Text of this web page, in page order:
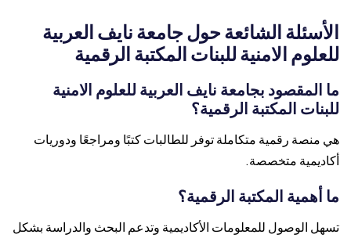
الأسئلة الشائعة حول جامعة نايف العربية
للعلوم الامنية للبنات المكتبة الرقمية
ما المقصود بجامعة نايف العربية للعلوم الامنية
للبنات المكتبة الرقمية؟
هي منصة رقمية متكاملة توفر للطالبات كتبًا ومراجعًا ودوريات
أكاديمية متخصصة.
ما أهمية المكتبة الرقمية؟
تسهل الوصول للمعلومات الأكاديمية وتدعم البحث والدراسة بشكل